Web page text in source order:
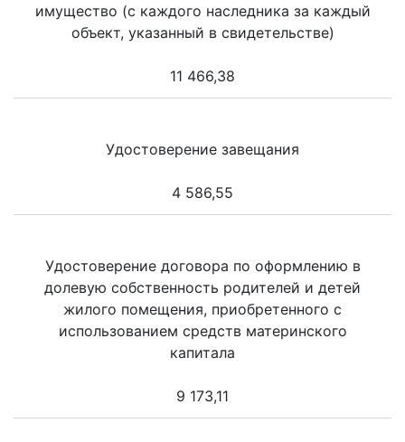
имущество (с каждого наследника за каждый
объект, указанный в свидетельстве)
11 466,38
Удостоверение завещания
4 586,55
Удостоверение договора по оформлению в
долевую собственность родителей и детей
жилого помещения, приобретенного с
использованием средств материнского
капитала
9 173,11